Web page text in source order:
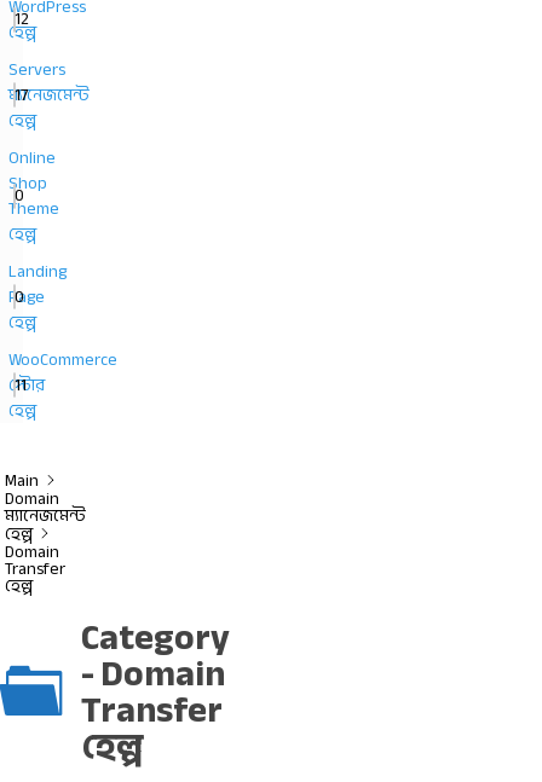
WordPress
হেল্প
12
Servers
ম্যানেজমেন্ট
হেল্প
17
Online
Shop
Theme
হেল্প
0
Landing
Page
হেল্প
0
WooCommerce
স্টোর
হেল্প
11
Main
Domain
ম্যানেজমেন্ট
হেল্প
Domain
Transfer
হেল্প
Category
- Domain
Transfer
হেল্প